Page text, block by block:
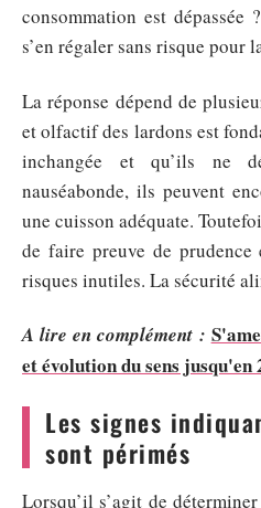
consommation est
s’en régaler sans risque pour
La réponse dépend de
et olfactif des lardons est
inchangée et qu’ils ne
nauséabonde, ils peuvent
une cuisson adéquate.
de faire preuve de prudence
risques inutiles. La sécurité
A lire en complément :
et évolution du sens jusqu'en
Les signes
sont périmés
Lorsqu’il s’agit de